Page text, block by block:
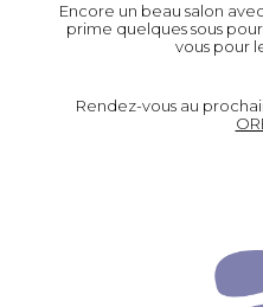
Encore un beau salon
prime quelques sous
vous pour
Rendez-vous au